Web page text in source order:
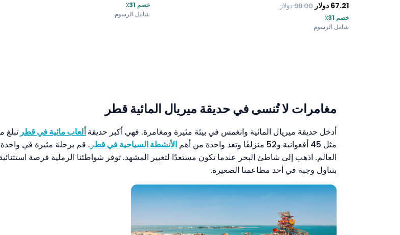
67.21 دولار 98.00دولار
خصم 31٪
شامل الرسوم
خصم 31٪
شامل الرسوم
مغامرات لا تُنسى في حديقة ميريال المائية قطر
أدخل حديقة ميريال المائية وانغمس في بيئة مثيرة ومغامرة. فهي أكبر حديقةألعاب مائية في قطر تبلغ
مثل 45 أفعوانية و52 منزلقًا وتعد واحدة من أهم
الأنشطة السياحية في قطر . قم برحلة مثيرة في
العالم. اذهب إلى شاطئ البحر عندما تكون مستعدًا لتغيير المشهد. توفر شواطئنا الرملية فرصة
بتناول وجبة في أحد مطاعمنا الصغيرة.